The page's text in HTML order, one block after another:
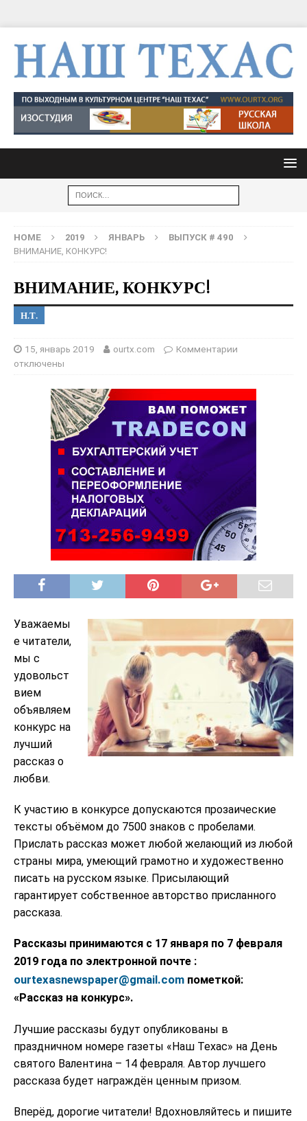
HOME 2019 ЯНВАРЬ
ВЫПУСК # 490
ВНИМАНИЕ, КОНКУРС!
ВНИМАНИЕ, КОНКУРС!
Н.Т.
15, январь 2019 ourtx.com
Комментарии
отключены
Уважаемы
е читатели,
мы с
удовольст
вием
объявляем
конкурс на
лучший
рассказ о
любви.
К участию в конкурсе допускаются прозаические
тексты объёмом до 7500 знаков с пробелами.
Прислать рассказ может любой желающий из любой
страны мира, умеющий грамотно и художественно
писать на русском языке. Присылающий
гарантирует собственное авторство присланного
рассказа.
Рассказы принимаются с 17 января по 7 февраля
2019 года по электронной почте :
ourtexasnewspaper@gmail.com пометкой:
«Рассказ на конкурс».
Лучшие рассказы будут опубликованы в
праздничном номере газеты «Наш Техас» на День
святого Валентина – 14 февраля. Автор лучшего
рассказа будет награждён ценным призом.
Вперёд, дорогие читатели! Вдохновляйтесь и пишите